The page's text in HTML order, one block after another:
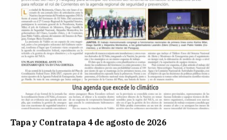
Tapa y Contratapa 4 de agosto de 2026